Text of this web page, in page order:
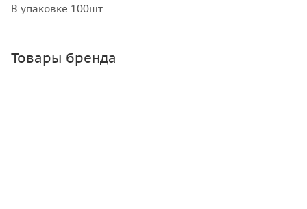
В упаковке 100шт
Товары бренда